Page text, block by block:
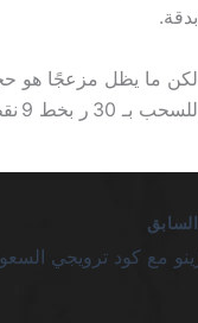
بدقة.
لكن ما يظل مزعجًا هو
للسحب بـ 30 ر بخط 9 نقطة، ما يجعل القارئ يتعثر كأنما يقرأ كتابًا تحت إضاءة خافتة.
السابق